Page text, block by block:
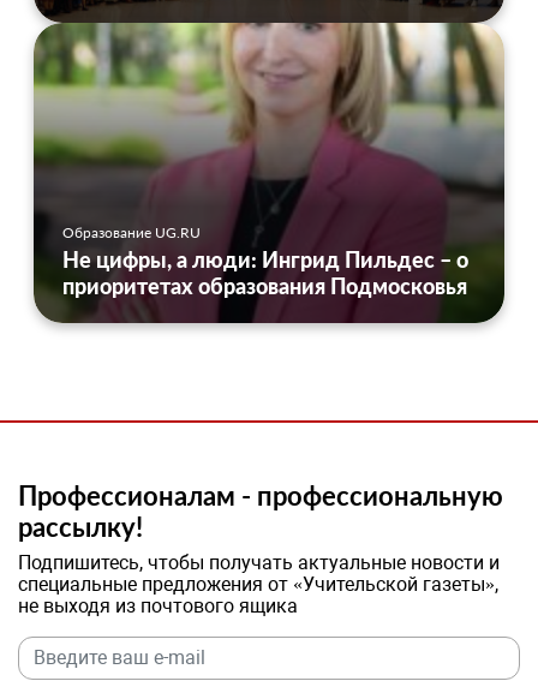
Образование UG.RU
Не цифры, а люди: Ингрид Пильдес – о
приоритетах образования Подмосковья
Профессионалам - профессиональную
рассылку!
Подпишитесь, чтобы получать актуальные новости и
специальные предложения от «Учительской газеты»,
не выходя из почтового ящика